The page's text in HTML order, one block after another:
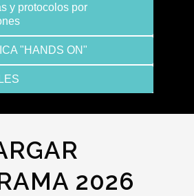
y protocolos por
"HANDS ON"
2026